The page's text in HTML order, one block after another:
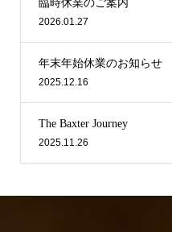
臨時休業のご案内
2026.01.27
年末年始休業のお知らせ
2025.12.16
The Baxter Journey
2025.11.26